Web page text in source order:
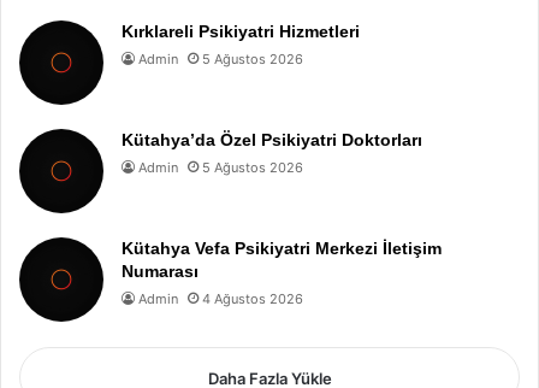
Kırklareli Psikiyatri Hizmetleri
Admin 5 Ağustos 2026
Kütahya’da Özel Psikiyatri Doktorları
Admin 5 Ağustos 2026
Kütahya Vefa Psikiyatri Merkezi İletişim
Numarası
Admin 4 Ağustos 2026
Daha Fazla Yükle